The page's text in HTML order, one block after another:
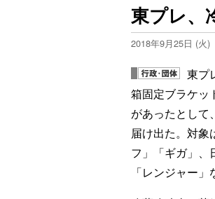
東プレ、
2018年9月25日 (火)
東プ
箱固定ブラケッ
があったとして
届け出た。対象
フ」「ギガ」、
「レンジャー」